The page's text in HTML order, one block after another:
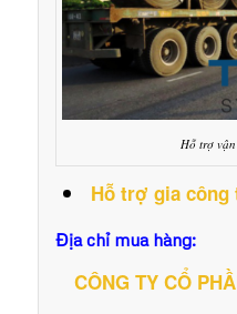
Hỗ trợ
Hỗ trợ gia công
Địa chỉ mua hàng:
CÔNG TY CỔ